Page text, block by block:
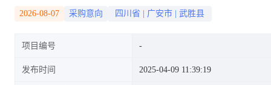
2026-08-07 采购意向 四川省 广安市 武胜县
项目编号
发布时间 2025-04-09 11:39:19